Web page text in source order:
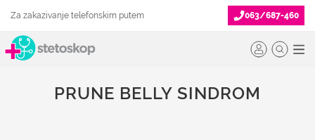
Za zakazivanje telefonskim putem 063/687-460
PRUNE BELLY SINDROM